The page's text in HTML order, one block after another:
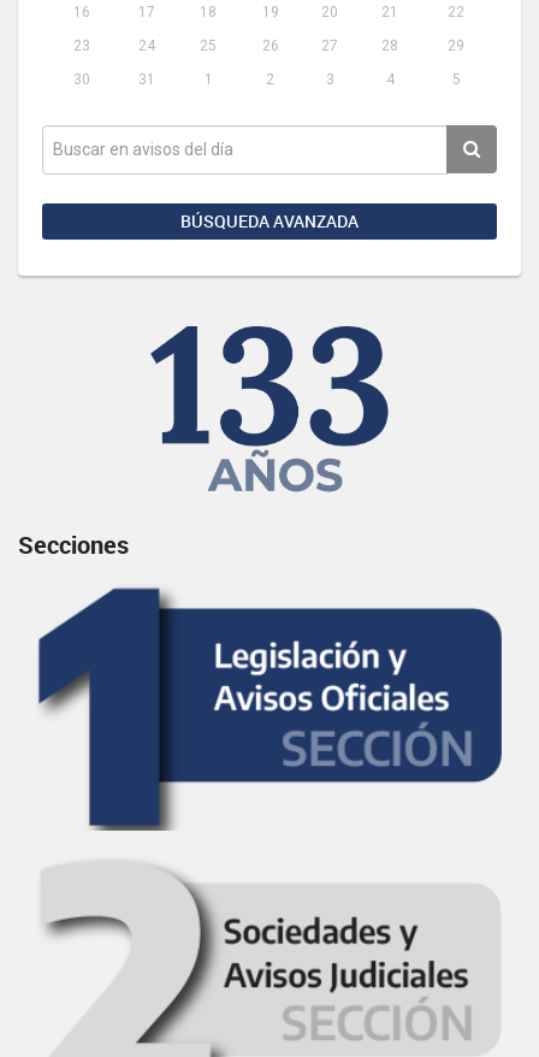
16
17 18 19 20 21
22
23
24 25 26 27 28
29
30
31 1 2 3 4 5
BÚSQUEDA AVANZADA
Secciones